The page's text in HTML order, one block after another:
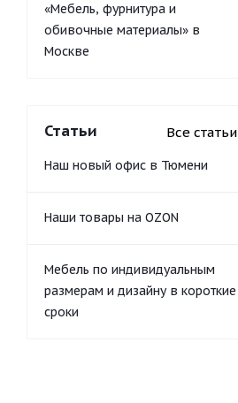
«Мебель, фурнитура и
обивочные материалы» в
Москве
Статьи Все статьи
Наш новый офис в Тюмени
Наши товары на OZON
Мебель по индивидуальным
размерам и дизайну в короткие
сроки